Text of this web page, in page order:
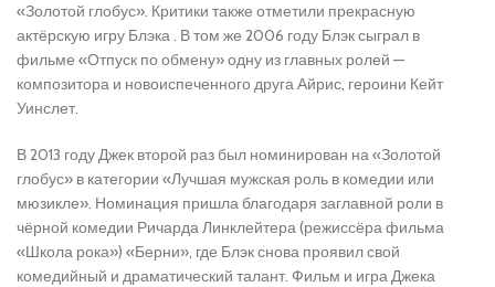
«Золотой глобус». Критики также отметили прекрасную
актёрскую игру Блэка . В том же 2006 году Блэк сыграл в
фильме «Отпуск по обмену» одну из главных ролей —
композитора и новоиспеченного друга Айрис, героини Кейт
Уинслет.
В 2013 году Джек второй раз был номинирован на «Золотой
глобус» в категории «Лучшая мужская роль в комедии или
мюзикле». Номинация пришла благодаря заглавной роли в
чёрной комедии Ричарда Линклейтера (режиссёра фильма
«Школа рока») «Берни», где Блэк снова проявил свой
комедийный и драматический талант. Фильм и игра Джека